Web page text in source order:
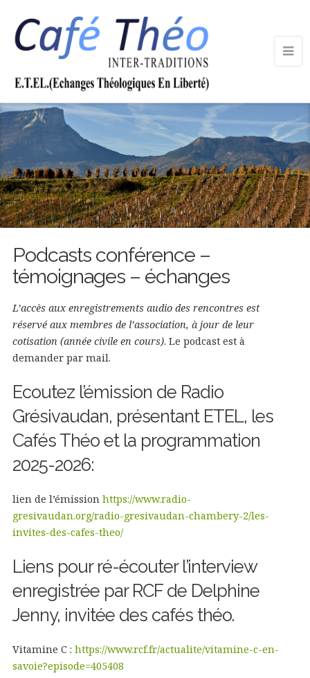
Podcasts conférence –
témoignages – échanges
L’accès aux enregistrements audio des rencontres est
réservé aux membres de l’association, à jour de leur
cotisation (année civile en cours). Le podcast est à
demander par mail.
Ecoutez l’émission de Radio
Grésivaudan, présentant ETEL, les
Cafés Théo et la programmation
2025-2026:
lien de l’émission https://www.radio-
gresivaudan.org/radio-gresivaudan-chambery-2/les-
invites-des-cafes-theo/
Liens pour ré-écouter l’interview
enregistrée par RCF de Delphine
Jenny, invitée des cafés théo.
Vitamine C : https://www.rcf.fr/actualite/vitamine-c-en-
savoie?episode=405408